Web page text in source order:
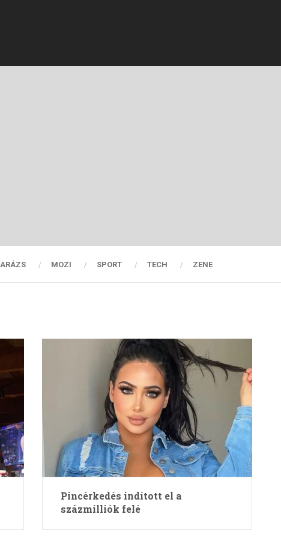
MOZI SPORT TECH ZENE
Pincérkedés indított el a
százmilliók felé